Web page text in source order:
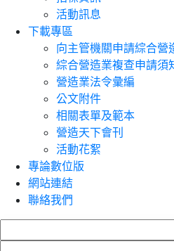
活動訊息
下載專區
向主管機關申請綜合營
綜合營造業複查申請須
營造業法令彙編
公文附件
相關表單及範本
營造天下會刊
活動花絮
專論數位版
網站連結
聯絡我們